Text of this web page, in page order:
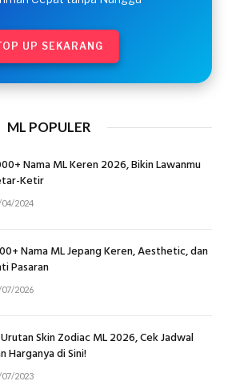
UP SEKARANG
ML POPULER
Nama ML Keren 2026, Bikin Lawanmu
Ketir
04/2024
Nama ML Jepang Keren, Aesthetic, dan
Pasaran
07/2026
Skin Zodiac ML 2026, Cek Jadwal
Harganya di Sini!
07/2023